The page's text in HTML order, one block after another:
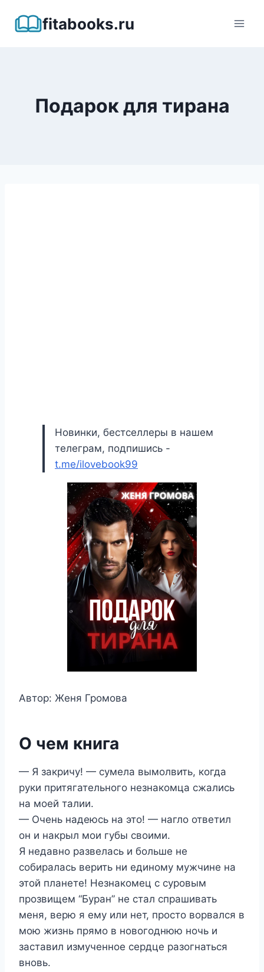
fitabooks.ru
Подарок для тирана
Новинки, бестселлеры в нашем
телеграм, подпишись -
t.me/ilovebook99
Автор: Женя Громова
О чем книга
— Я закричу! — сумела вымолвить, когда
руки притягательного незнакомца сжались
на моей талии.
— Очень надеюсь на это! — нагло ответил
он и накрыл мои губы своими.
Я недавно развелась и больше не
собиралась верить ни единому мужчине на
этой планете! Незнакомец с суровым
прозвищем “Буран” не стал спрашивать
меня, верю я ему или нет, просто ворвался в
мою жизнь прямо в новогоднюю ночь и
заставил измученное сердце разогнаться
вновь.